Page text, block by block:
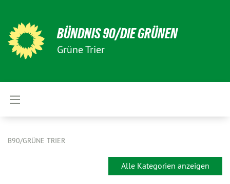
BÜNDNIS 90/DIE GRÜNEN
Grüne Trier
B90/GRÜNE TRIER
Alle Kategorien anzeigen